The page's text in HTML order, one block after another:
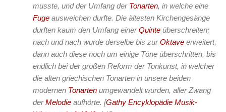
musste, und der Umfang der Tonarten, in welche eine
Fuge ausweichen durfte. Die ältesten Kirchengesänge
durften kaum den Umfang einerQuinte überschreiten;
nach und nach wurde derselbe bis zurOktave erweitert,
dann auch diese noch um einige Töne überschritten, bis
endlich bei der großen Reform der Tonkunst, in welcher
die alten griechischen Tonarten in unsere beiden
modernen Tonarten umgewandelt wurden, aller Zwang
derMelodie aufhörte. [Gathy Encyklopädie Musik-